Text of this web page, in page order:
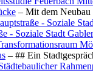
– Mit dem
- Soziale
- Soziale Stadt
– ## Ein